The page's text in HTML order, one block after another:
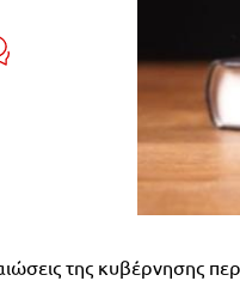
της κυβέρνησης